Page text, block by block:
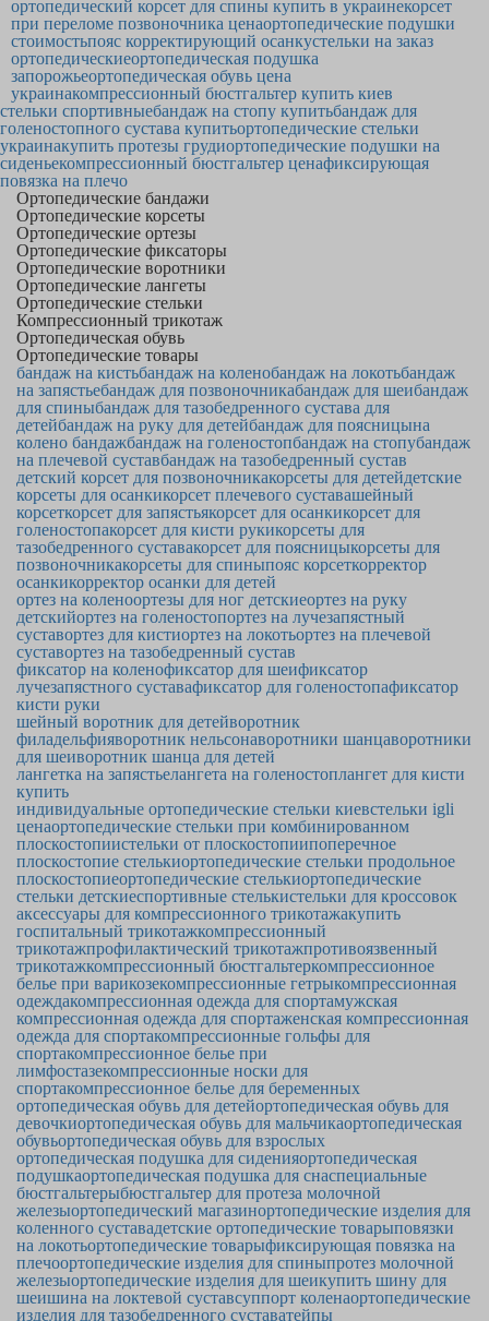
ортопедический корсет для спины купить в украинекорсет
при переломе позвоночника ценаортопедические подушки
стоимостьпояс корректирующий осанкустельки на заказ
ортопедическиеортопедическая подушка
запорожьеортопедическая обувь цена
украинакомпрессионный бюстгальтер купить киев
стельки спортивныебандаж на стопу купитьбандаж для
голеностопного сустава купитьортопедические стельки
украинакупить протезы грудиортопедические подушки на
сиденьекомпрессионный бюстгальтер ценафиксирующая
повязка на плечо
Ортопедические бандажи
Ортопедические корсеты
Ортопедические ортезы
Ортопедические фиксаторы
Ортопедические воротники
Ортопедические лангеты
Ортопедические стельки
Компрессионный трикотаж
Ортопедическая обувь
Ортопедические товары
бандаж на кистьбандаж на коленобандаж на локотьбандаж
на запястьебандаж для позвоночникабандаж для шеибандаж
для спиныбандаж для тазобедренного сустава для
детейбандаж на руку для детейбандаж для поясницына
колено бандажбандаж на голеностопбандаж на стопубандаж
на плечевой суставбандаж на тазобедренный сустав
детский корсет для позвоночникакорсеты для детейдетские
корсеты для осанкикорсет плечевого суставашейный
корсеткорсет для запястьякорсет для осанкикорсет для
голеностопакорсет для кисти рукикорсеты для
тазобедренного суставакорсет для поясницыкорсеты для
позвоночникакорсеты для спиныпояс корсеткорректор
осанкикорректор осанки для детей
ортез на коленоортезы для ног детскиеортез на руку
детскийортез на голеностопортез на лучезапястный
суставортез для кистиортез на локотьортез на плечевой
суставортез на тазобедренный сустав
фиксатор на коленофиксатор для шеификсатор
лучезапястного суставафиксатор для голеностопафиксатор
кисти руки
шейный воротник для детейворотник
филадельфияворотник нельсонаворотники шанцаворотники
для шеиворотник шанца для детей
лангетка на запястьелангета на голеностоплангет для кисти
купить
индивидуальные ортопедические стельки киевстельки igli
ценаортопедические стельки при комбинированном
плоскостопиистельки от плоскостопиипоперечное
плоскостопие стелькиортопедические стельки продольное
плоскостопиеортопедические стелькиортопедические
стельки детскиеспортивные стелькистельки для кроссовок
аксессуары для компрессионного трикотажакупить
госпитальный трикотажкомпрессионный
трикотажпрофилактический трикотажпротивоязвенный
трикотажкомпрессионный бюстгальтеркомпрессионное
белье при варикозекомпрессионные гетрыкомпрессионная
одеждакомпрессионная одежда для спортамужская
компрессионная одежда для спортаженская компрессионная
одежда для спортакомпрессионные гольфы для
спортакомпрессионное белье при
лимфостазекомпрессионные носки для
спортакомпрессионное белье для беременных
ортопедическая обувь для детейортопедическая обувь для
девочкиортопедическая обувь для мальчикаортопедическая
обувьортопедическая обувь для взрослых
ортопедическая подушка для сиденияортопедическая
подушкаортопедическая подушка для снаспециальные
бюстгальтерыбюстгальтер для протеза молочной
железыортопедический магазинортопедические изделия для
коленного суставадетские ортопедические товарыповязки
на локотьортопедические товарыфиксирующая повязка на
плечоортопедические изделия для спиныпротез молочной
железыортопедические изделия для шеикупить шину для
шеишина на локтевой суставсуппорт коленаортопедические
изделия для тазобедренного суставатейпы